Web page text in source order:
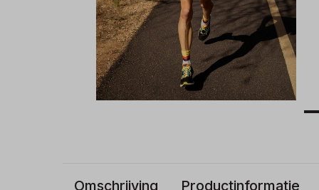
Omschrijving Productinformatie